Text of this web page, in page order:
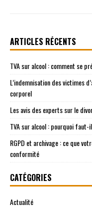
ARTICLES RÉCENTS
TVA sur alcool : comment se
L’indemnisation des victimes
corporel
Les avis des experts sur le
TVA sur alcool : pourquoi
RGPD et archivage : ce que
conformité
CATÉGORIES
Actualité